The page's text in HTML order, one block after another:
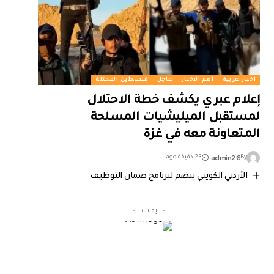
اخبار عربية اهم الاخبار عاجل فلسطين المحتلة
إعلام عبري يكشف خطة الاحتلال
لمستقبل الميليشيات المسلحة
المتعاونة معه في غزة
By
admin26 23 دقيقة ago
الأردني الكويتي ينضم لبرنامج ضمان التوظيف
- الإعلانات -